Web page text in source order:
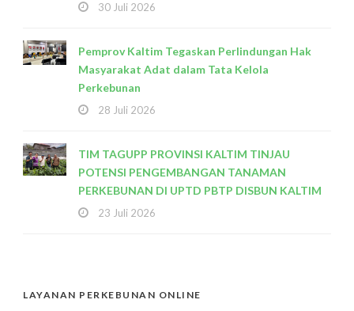
30 Juli 2026
Pemprov Kaltim Tegaskan Perlindungan Hak
Masyarakat Adat dalam Tata Kelola
Perkebunan
28 Juli 2026
TIM TAGUPP PROVINSI KALTIM TINJAU
POTENSI PENGEMBANGAN TANAMAN
PERKEBUNAN DI UPTD PBTP DISBUN KALTIM
23 Juli 2026
LAYANAN PERKEBUNAN ONLINE